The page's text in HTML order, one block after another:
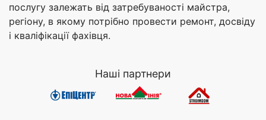
послугу залежать від затребуваності майстра,
регіону, в якому потрібно провести ремонт, досвіду
і кваліфікації фахівця.
Наші партнери